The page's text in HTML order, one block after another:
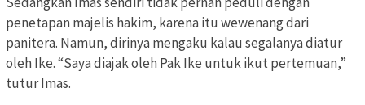
penetapan majelis hakim, karena itu wewenang dari
panitera. Namun, dirinya mengaku kalau segalanya diatur
oleh Ike. “Saya diajak oleh Pak Ike untuk ikut pertemuan,”
tutur Imas.